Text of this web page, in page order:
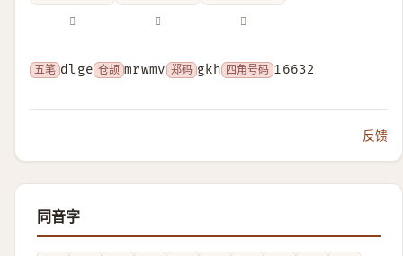
𥒮 𥓔 𥔃
五笔 dlge 仓颉 mrwmv 郑码 gkh 四角号码 16632
反馈
同音字